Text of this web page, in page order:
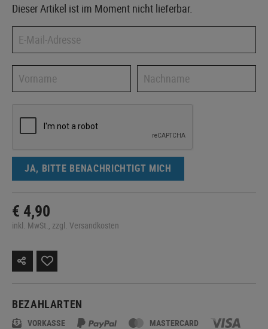
Dieser Artikel ist im Moment nicht lieferbar.
JA, BITTE BENACHRICHTIGT MICH
€ 4,90
inkl. MwSt., zzgl. Versandkosten
BEZAHLARTEN
VORKASSE MASTERCARD